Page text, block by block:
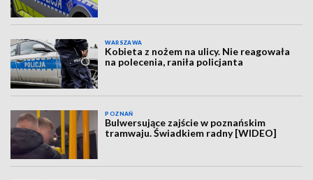
WARSZAWA
Kobieta z nożem na ulicy. Nie reagowała
na polecenia, raniła policjanta
POZNAŃ
Bulwersujące zajście w poznańskim
tramwaju. Świadkiem radny [WIDEO]